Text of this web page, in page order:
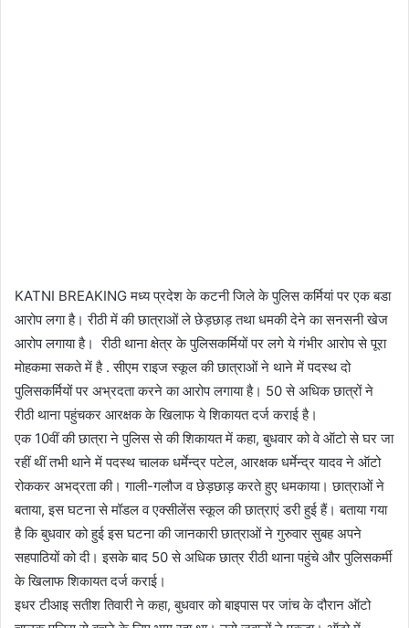
KATNI BREAKING मध्‍य प्रदेश के कटनी जिले के पुलिस कर्मियां पर एक बडा
आरोप लगा है। रीठी में की छात्राओं ले छेड़छाड़ तथा धमकी देने का सनसनी खेज
आरोप लगाया है। रीठी थाना क्षेत्र के पुलिसकर्मियों पर लगे ये गंभीर आरोप से पूरा
माेहकमा सकते में है . सीएम राइज स्कूल की छात्राओं ने थाने में पदस्थ दो
पुलिसकर्मियों पर अभ्रदता करने का आरोप लगाया है। 50 से अधिक छात्रों ने
रीठी थाना पहुंचकर आरक्षक के खिलाफ ये शिकायत दर्ज कराई है।
एक 10वीं की छात्रा ने पुलिस से की शिकायत में कहा, बुधवार को वे ऑटो से घर जा
रहीं थीं तभी थाने में पदस्थ चालक धर्मेन्द्र पटेल, आरक्षक धर्मेन्द्र यादव ने ऑटो
रोककर अभद्रता की। गाली-गलौज व छेड़छाड़ करते हुए धमकाया। छात्राओं ने
बताया, इस घटना से मॉडल व एक्सीलेंस स्कूल की छात्राएं डरी हुई हैं। बताया गया
है कि बुधवार को हुई इस घटना की जानकारी छात्राओं ने गुरुवार सुबह अपने
सहपाठियों को दी। इसके बाद 50 से अधिक छात्र रीठी थाना पहुंचे और पुलिसकर्मी
के खिलाफ शिकायत दर्ज कराई।
इधर टीआइ सतीश तिवारी ने कहा, बुधवार को बाइपास पर जांच के दौरान ऑटो